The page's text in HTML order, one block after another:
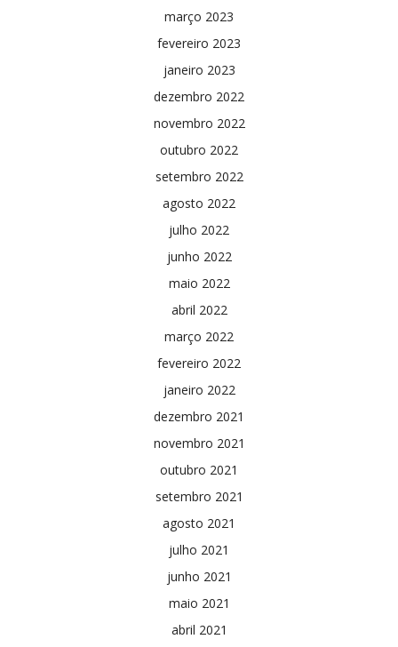
março 2023
fevereiro 2023
janeiro 2023
dezembro 2022
novembro 2022
outubro 2022
setembro 2022
agosto 2022
julho 2022
junho 2022
maio 2022
abril 2022
março 2022
fevereiro 2022
janeiro 2022
dezembro 2021
novembro 2021
outubro 2021
setembro 2021
agosto 2021
julho 2021
junho 2021
maio 2021
abril 2021